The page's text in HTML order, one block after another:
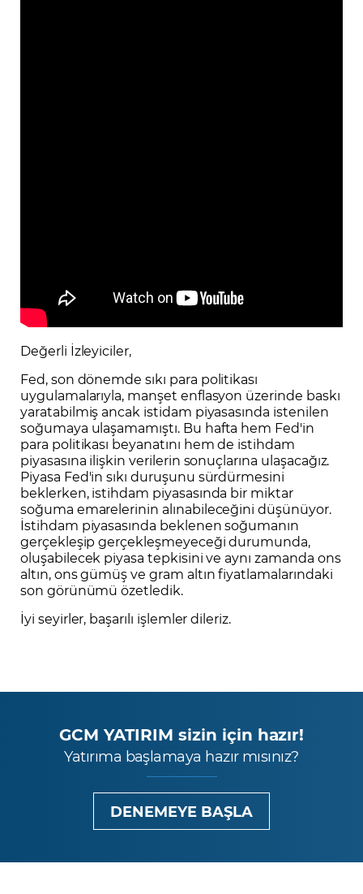
Değerli İzleyiciler,
Fed, son dönemde sıkı para politikası
uygulamalarıyla, manşet enflasyon üzerinde baskı
yaratabilmiş ancak istidam piyasasında istenilen
soğumaya ulaşamamıştı. Bu hafta hem Fed'in
para politikası beyanatını hem de istihdam
piyasasına ilişkin verilerin sonuçlarına ulaşacağız.
Piyasa Fed'in sıkı duruşunu sürdürmesini
beklerken, istihdam piyasasında bir miktar
soğuma emarelerinin alınabileceğini düşünüyor.
İstihdam piyasasında beklenen soğumanın
gerçekleşip gerçekleşmeyeceği durumunda,
oluşabilecek piyasa tepkisini ve aynı zamanda ons
altın, ons gümüş ve gram altın fiyatlamalarındaki
son görünümü özetledik.
İyi seyirler, başarılı işlemler dileriz.
GCM YATIRIM sizin için hazır!
Yatırıma başlamaya hazır mısınız?
DENEMEYE BAŞLA